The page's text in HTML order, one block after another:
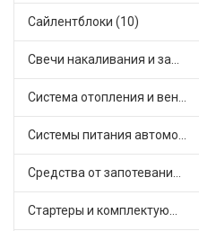
Сайлентблоки (10)
Свечи накаливания и зажигания (22)
Система отопления и вентиляции (8)
Системы питания автомобиля (15)
Средства от запотевания и размораживатели стекла (1)
Стартеры и комплектующие (27)